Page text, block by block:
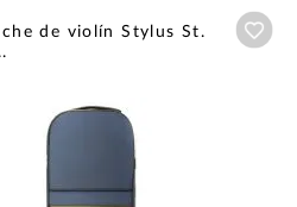
de violín Stylus St.